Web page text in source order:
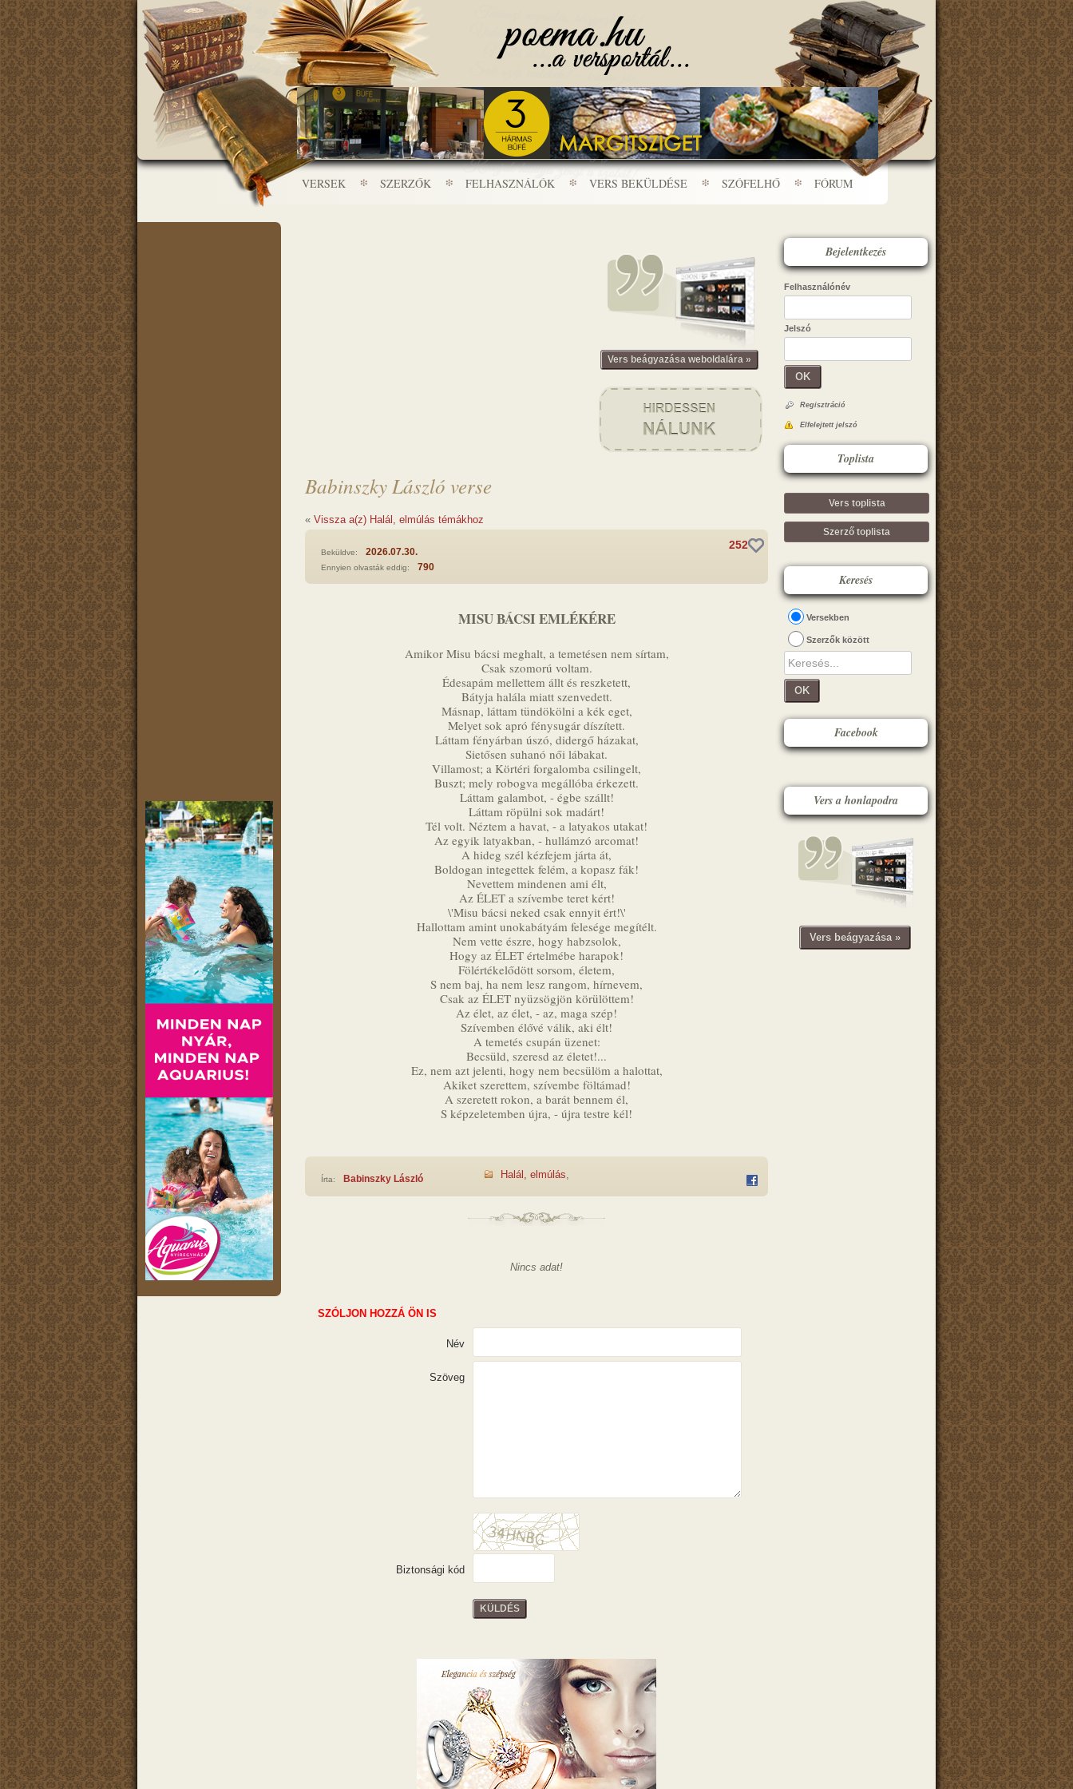
VERSEK SZERZŐK FELHASZNÁLÓK VERS BEKÜLDÉSE SZÓFELHŐ FÓRUM
Vers beágyazása weboldalára »
Babinszky László verse
« Vissza a(z) Halál, elmúlás témákhoz
Beküldve: 2026.07.30.
Ennyien olvasták eddig: 790
252
MISU BÁCSI EMLÉKÉRE
Amikor Misu bácsi meghalt, a temetésen nem sírtam,
Csak szomorú voltam.
Édesapám mellettem állt és reszketett,
Bátyja halála miatt szenvedett.
Másnap, láttam tündökölni a kék eget,
Melyet sok apró fénysugár díszített.
Láttam fényárban úszó, didergő házakat,
Sietősen suhanó női lábakat.
Villamost; a Körtéri forgalomba csilingelt,
Buszt; mely robogva megállóba érkezett.
Láttam galambot, - égbe szállt!
Láttam röpülni sok madárt!
Tél volt. Néztem a havat, - a latyakos utakat!
Az egyik latyakban, - hullámzó arcomat!
A hideg szél kézfejem járta át,
Boldogan integettek felém, a kopasz fák!
Nevettem mindenen ami élt,
Az ÉLET a szívembe teret kért!
\'Misu bácsi neked csak ennyit ért!\'
Hallottam amint unokabátyám felesége megítélt.
Nem vette észre, hogy habzsolok,
Hogy az ÉLET értelmébe harapok!
Fölértékelődött sorsom, életem,
S nem baj, ha nem lesz rangom, hírnevem,
Csak az ÉLET nyüzsögjön körülöttem!
Az élet, az élet, - az, maga szép!
Szívemben élővé válik, aki élt!
A temetés csupán üzenet:
Becsüld, szeresd az életet!...
Ez, nem azt jelenti, hogy nem becsülöm a halottat,
Akiket szerettem, szívembe föltámad!
A szeretett rokon, a barát bennem él,
S képzeletemben újra, - újra testre kél!
Írta: Babinszky László Halál, elmúlás,
Nincs adat!
SZÓLJON HOZZÁ ÖN IS
Név
Szöveg
Biztonsági kód
KÜLDÉS
Bejelentkezés
Felhasználónév
Jelszó
OK
Regisztráció
Elfelejtett jelszó
Toplista
Vers toplista
Szerző toplista
Keresés
Versekben
Szerzők között
OK
Facebook
Vers a honlapodra
Vers beágyazása »